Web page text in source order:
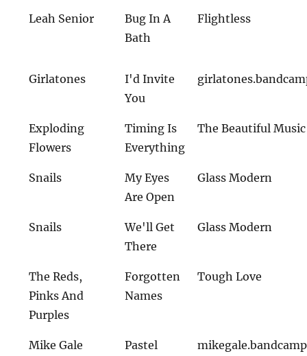
Leah Senior
Bug In A
Bath
Flightless
Girlatones
I'd Invite
You
Exploding
Flowers
Timing Is
Everything
The Beautiful Music
Snails
My Eyes
Are Open
Glass Modern
Snails
We'll Get
There
Glass Modern
The Reds,
Pinks And
Purples
Forgotten
Names
Tough Love
Mike Gale
Pastel